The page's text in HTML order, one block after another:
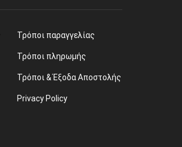
Τρόποι παραγγελίας
Τρόποι πληρωμής
Τρόποι & Έξοδα Αποστολής
Privacy Policy